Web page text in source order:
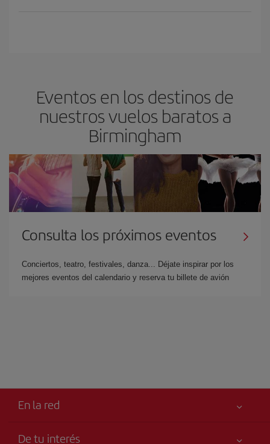
Eventos en los destinos de
nuestros vuelos baratos a
Birmingham
Consulta los próximos eventos
Conciertos, teatro, festivales, danza... Déjate inspirar por los
mejores eventos del calendario y reserva tu billete de avión
En la red
De tu interés